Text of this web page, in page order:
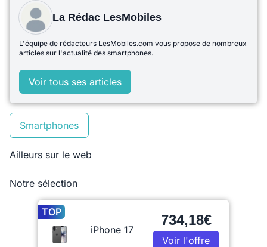
La Rédac LesMobiles
L'équipe de rédacteurs LesMobiles.com vous propose de nombreux
articles sur l'actualité des smartphones.
Voir tous ses articles
Smartphones
Ailleurs sur le web
Notre sélection
TOP
iPhone 17
734,18€
Voir l'offre